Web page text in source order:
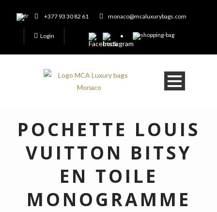
+377 93 30 82 61 monaco@mcaluxurybags.com
Login
POCHETTE LOUIS
VUITTON BITSY
EN TOILE
MONOGRAMME